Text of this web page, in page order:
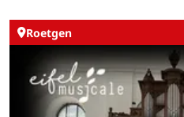
Roetgen